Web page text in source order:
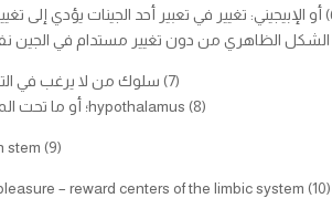
(6) أو الإبيجيني: تغيير في تعبير أحد الجينات يؤدي إلى
الشكل الظاهري من دون تغيير مستدام في الجين
(7) سلوك من لا يرغب في التنقل.
(8) hypothalamus؛ أو ما تحت المهاد.
(9) brain stem
(10) the pleasure – reward centers of the limbic system